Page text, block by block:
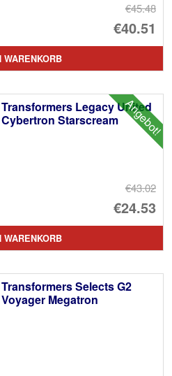
€45.48
€40.51
WARENKORB
Angebot!
Transformers Legacy United
Cybertron Starscream
€43.02
€24.53
WARENKORB
Transformers Selects G2
Voyager Megatron